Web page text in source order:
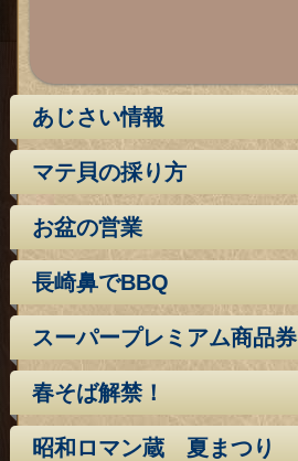
あじさい情報
マテ貝の採り方
お盆の営業
長崎鼻でBBQ
スーパープレミアム商品券
春そば解禁！
昭和ロマン蔵 夏まつり